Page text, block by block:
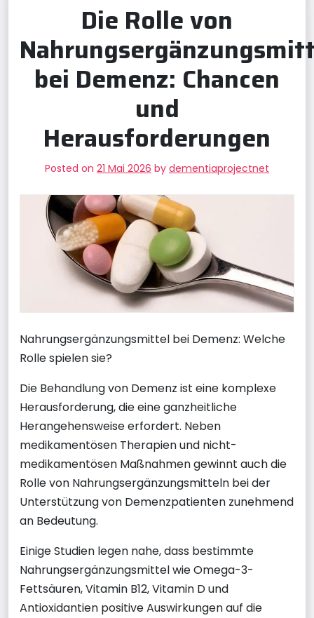
Die Rolle von
bei Demenz: Chancen
und
Herausforderungen
Posted on 21 Mai 2026 by dementiaprojectnet
Nahrungsergänzungsmittel bei Demenz: Welche
Rolle spielen sie?
Die Behandlung von Demenz ist eine komplexe
Herausforderung, die eine ganzheitliche
Herangehensweise erfordert. Neben
medikamentösen Therapien und nicht-
medikamentösen Maßnahmen gewinnt auch die
Rolle von Nahrungsergänzungsmitteln bei der
Unterstützung von Demenzpatienten zunehmend
an Bedeutung.
Einige Studien legen nahe, dass bestimmte
Nahrungsergänzungsmittel wie Omega-3-
Fettsäuren, Vitamin B12, Vitamin D und
Antioxidantien positive Auswirkungen auf die